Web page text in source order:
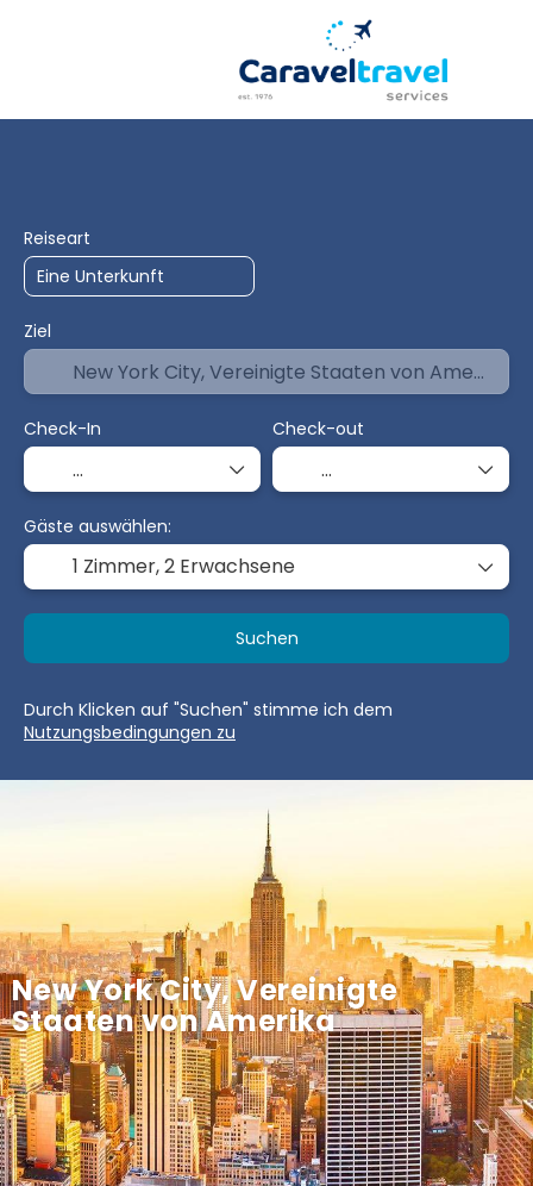
New York City, Vereinigte
Staaten von Amerika
Reiseart
Ziel
Check-In Check-out
Gäste auswählen:
1 Zimmer,2 Erwachsene
Suchen
Durch Klicken auf "Suchen" stimme ich dem
Nutzungsbedingungen zu